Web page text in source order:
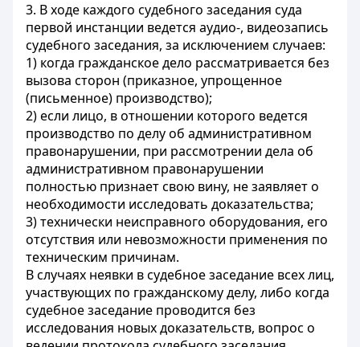
3. В ходе каждого судебного заседания суда
первой инстанции ведется аудио-, видеозапись
судебного заседания, за исключением случаев:
1) когда гражданское дело рассматривается без
вызова сторон (приказное, упрощенное
(письменное) производство);
2) если лицо, в отношении которого ведется
производство по делу об административном
правонарушении, при рассмотрении дела об
административном правонарушении
полностью признает свою вину, не заявляет о
необходимости исследовать доказательства;
3) технически неисправного оборудования, его
отсутствия или невозможности применения по
техническим причинам.
В случаях неявки в судебное заседание всех лиц,
участвующих по гражданскому делу, либо когда
судебное заседание проводится без
исследования новых доказательств, вопрос о